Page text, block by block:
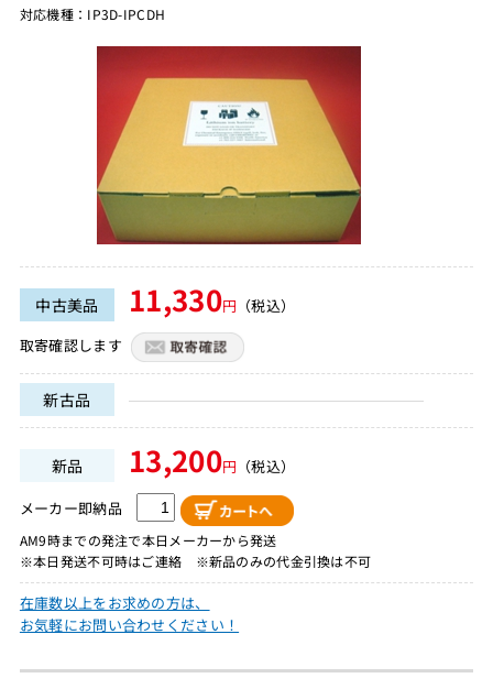
対応機種：IP3D-IPCDH
中古美品 11,330円 （税込）
取寄確認します
新古品
新品 13,200円 （税込）
メーカー即納品
AM9時までの発注で本日メーカーから発送
※本日発送不可時はご連絡 ※新品のみの代金引換は不可
在庫数以上をお求めの方は、
お気軽にお問い合わせください！